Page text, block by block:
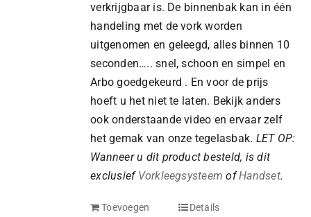
verkrijgbaar is. De binnenbak kan in één
handeling met de vork worden
uitgenomen en geleegd, alles binnen 10
seconden….. snel, schoon en simpel en
Arbo goedgekeurd . En voor de prijs
hoeft u het niet te laten. Bekijk anders
ook onderstaande video en ervaar zelf
het gemak van onze tegelasbak. LET OP:
Wanneer u dit product besteld, is dit
exclusief Vorkleegsysteem ofHandset.
Toevoegen Details